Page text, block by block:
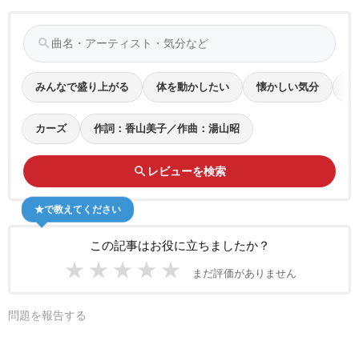
search
みんなで盛り上がる 体を動かしたい 懐かしい気分
カーズ 作詞：香山美子／作曲：湯山昭
search レビューを検索
この記事はお役に立ちましたか？
★ ★ ★ ★ ★ まだ評価がありません
★で教えてください
問題を報告する